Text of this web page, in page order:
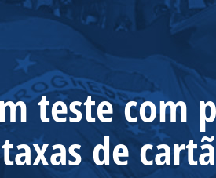
teste com
de